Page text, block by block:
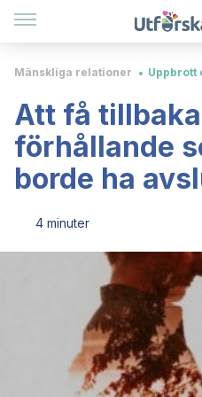
Mänskliga relationer Uppbrott
Att få
förhållande
borde ha
4 minuter